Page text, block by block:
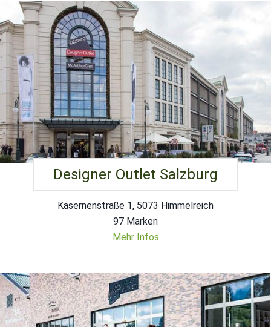
Designer Outlet Salzburg
Kasernenstraße 1, 5073 Himmelreich
97 Marken
Mehr Infos